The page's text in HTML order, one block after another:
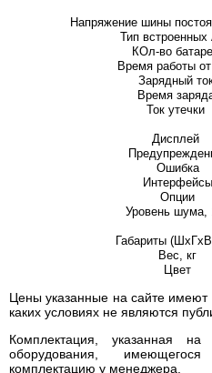
Напряжение шины
Тип
КОл-во
Время работы
Зарядный
Время
Ток утечки
Дисплей
Ошибка
Интерфейсы
Опции
Уровень шума,
Габариты
Вес, кг
Цвет
Цены указанные на сайте
каких условиях не являются
Комплектация, указанная
оборудования,
комплектацию у менеджера.